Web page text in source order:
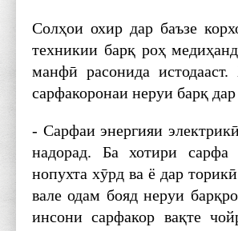
Солҳои охир дар баъзе
техникии барқ роҳ
манфӣ расонида
сарфакоронаи неруи барқ
- Сарфаи энергияи
надорад. Ба хотири
нопухта хӯрд ва ё дар
вале одам бояд неруи
инсони сарфакор вақте